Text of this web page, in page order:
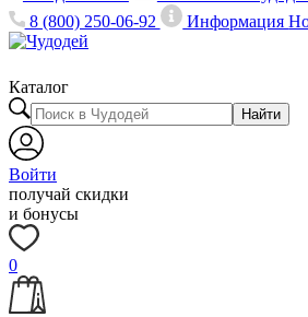
8 (800) 250-06-92
Информация
Каталог
Найти
Войти
получай скидки
и бонусы
0